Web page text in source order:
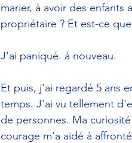
marier, à avoir des
propriétaire ? Et est-ce
J'ai paniqué. à nouveau.
Et puis, j'ai regardé 5 ans
temps. J'ai vu tellement
de personnes. Ma
courage m'a aidé à